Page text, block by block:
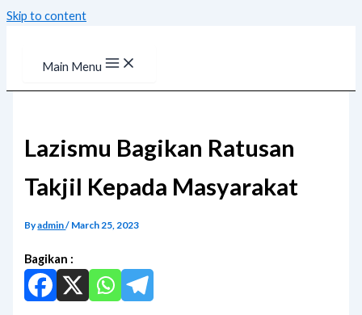
Skip to content
Main Menu
Lazismu Bagikan Ratusan
Takjil Kepada Masyarakat
Byadmin/ March 25, 2023
Bagikan :